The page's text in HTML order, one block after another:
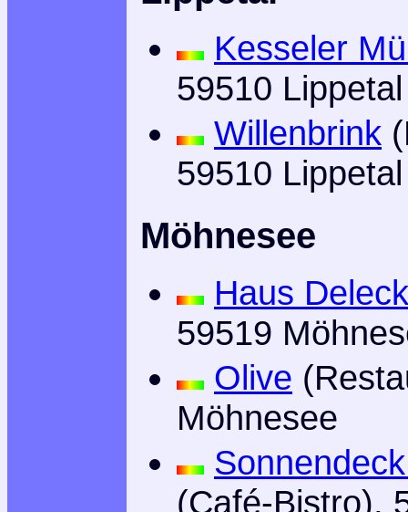
Kesseler
59510 Lippetal
Willenbrink
59510 Lippetal
Möhnesee
Haus
59519
Olive
Möhnesee
(Café-Bistro),